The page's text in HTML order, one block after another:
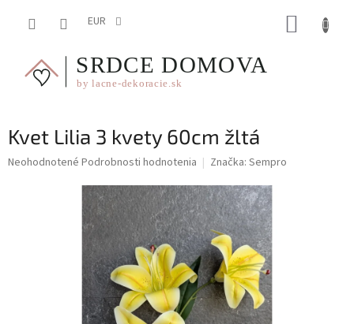
EUR
Kvet Lilia 3 kvety 60cm žltá
Priemerné
Neohodnotené Podrobnosti hodnotenia Značka: Sempro